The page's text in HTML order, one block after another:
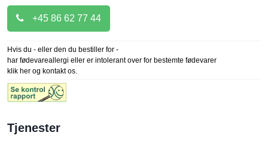
+45 86 62 77 44
Hvis du - eller den du bestiller for -
har fødevareallergi eller er intolerant over for bestemte fødevarer
klik her og kontakt os.
Tjenester